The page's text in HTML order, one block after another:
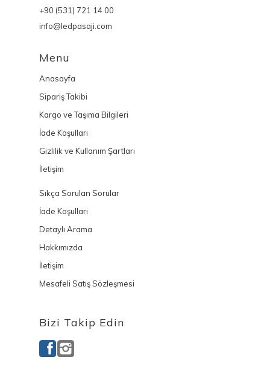
+90 (531) 721 14 00
info@ledpasaji.com
Menu
Anasayfa
Sipariş Takibi
Kargo ve Taşıma Bilgileri
İade Koşulları
Gizlilik ve Kullanım Şartları
İletişim
Sıkça Sorulan Sorular
İade Koşulları
Detaylı Arama
Hakkımızda
İletişim
Mesafeli Satış Sözleşmesi
Bizi Takip Edin